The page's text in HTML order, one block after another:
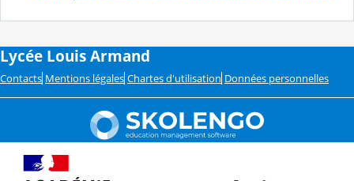
Lycée Louis Armand
Contacts Mentions légales Chartes d'utilisation Données personnelles